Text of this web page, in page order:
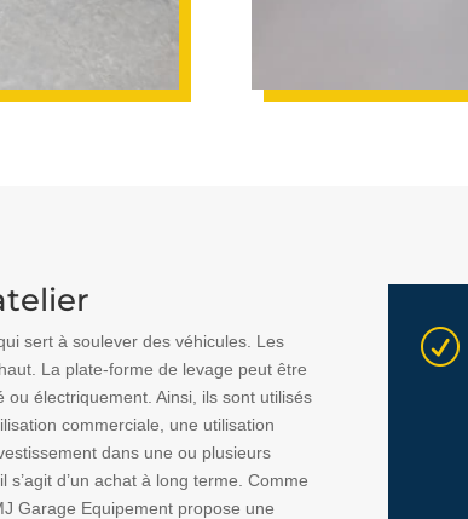
sert à soulever des véhicules. Les
La plate-forme de levage peut être
électriquement. Ainsi, ils sont utilisés
commerciale, une utilisation
dans une ou plusieurs
d’un achat à long terme. Comme
Garage Equipement propose une
R